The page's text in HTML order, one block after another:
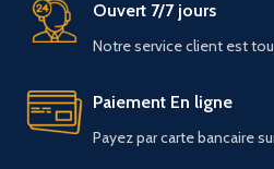
Ouvert 7/7 jours
Notre service client est
Paiement En ligne
Payez par carte bancaire